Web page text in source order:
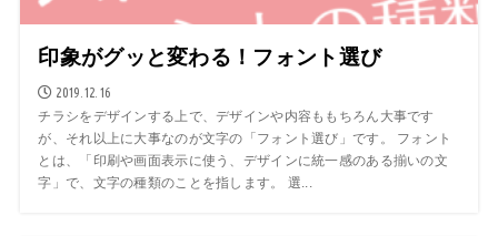
印象がグッと変わる！フォント選び
2019.12.16
チラシをデザインする上で、デザインや内容ももちろん大事です
が、それ以上に大事なのが文字の「フォント選び」です。 フォント
とは、「印刷や画面表示に使う、デザインに統一感のある揃いの文
字」で、文字の種類のことを指します。 選...